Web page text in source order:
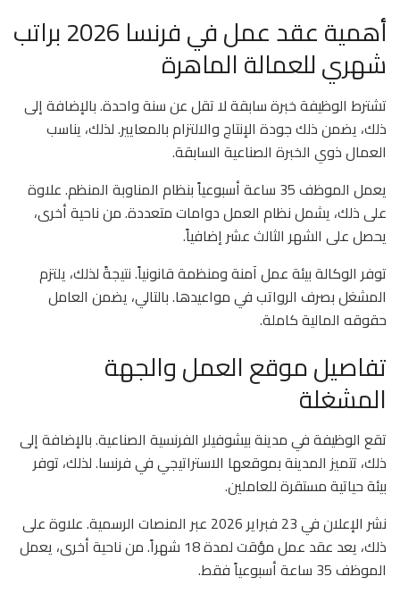
أهمية عقد عمل في فرنسا 2026 براتب
شهري للعمالة الماهرة
تشترط الوظيفة خبرة سابقة لا تقل عن سنة واحدة. بالإضافة إلى
ذلك، يضمن ذلك جودة الإنتاج والالتزام بالمعايير. لذلك، يناسب
العمال ذوي الخبرة الصناعية السابقة.
يعمل الموظف 35 ساعة أسبوعياً بنظام المناوبة المنظم. علاوة
على ذلك، يشمل نظام العمل دوامات متعددة. من ناحية أخرى،
يحصل على الشهر الثالث عشر إضافياً.
توفر الوكالة بيئة عمل آمنة ومنظمة قانونياً. نتيجةً لذلك، يلتزم
المشغل بصرف الرواتب في مواعيدها. بالتالي، يضمن العامل
حقوقه المالية كاملة.
تفاصيل موقع العمل والجهة
المشغلة
تقع الوظيفة في مدينة بيشوفيلر الفرنسية الصناعية. بالإضافة إلى
ذلك، تتميز المدينة بموقعها الاستراتيجي في فرنسا. لذلك، توفر
بيئة حياتية مستقرة للعاملين.
نشر الإعلان في 23 فبراير 2026 عبر المنصات الرسمية. علاوة على
ذلك، يعد عقد عمل مؤقت لمدة 18 شهراً. من ناحية أخرى، يعمل
الموظف 35 ساعة أسبوعياً فقط.